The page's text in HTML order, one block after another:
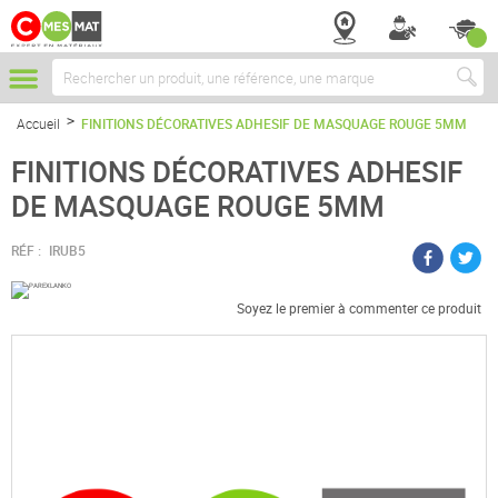
Chercher
Accueil FINITIONS DÉCORATIVES ADHESIF DE MASQUAGE ROUGE 5MM
FINITIONS DÉCORATIVES ADHESIF
DE MASQUAGE ROUGE 5MM
RÉF : IRUB5
Soyez le premier à commenter ce produit
Passer